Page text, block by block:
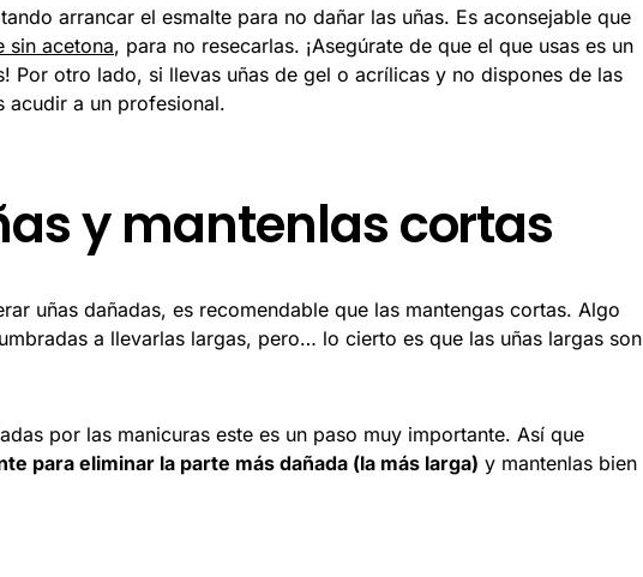
arrancar el esmalte para no dañar las uñas. Es aconsejable que
sin acetona, para no resecarlas. ¡Asegúrate de que el que usas es un
Por otro lado, si llevas uñas de gel o acrílicas y no dispones de las
acudir a un profesional.
y mantenlas cortas
uñas dañadas, es recomendable que las mantengas cortas. Algo
a llevarlas largas, pero… lo cierto es que las uñas largas son
por las manicuras este es un paso muy importante. Así que
para eliminar la parte más dañada (la más larga) y mantenlas bien